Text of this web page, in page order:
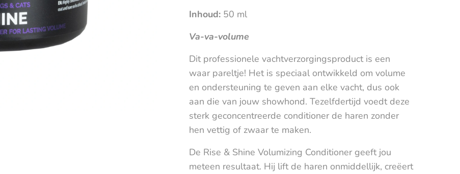
Inhoud: 50 ml
Va-va-volume
Dit professionele vachtverzorgingsproduct is een
waar pareltje! Het is speciaal ontwikkeld om volume
en ondersteuning te geven aan elke vacht, dus ook
aan die van jouw showhond. Tezelfdertijd voedt deze
sterk geconcentreerde conditioner de haren zonder
hen vettig of zwaar te maken.
De Rise & Shine Volumizing Conditioner geeft jou
meteen resultaat. Hij lift de haren onmiddellijk, creëert